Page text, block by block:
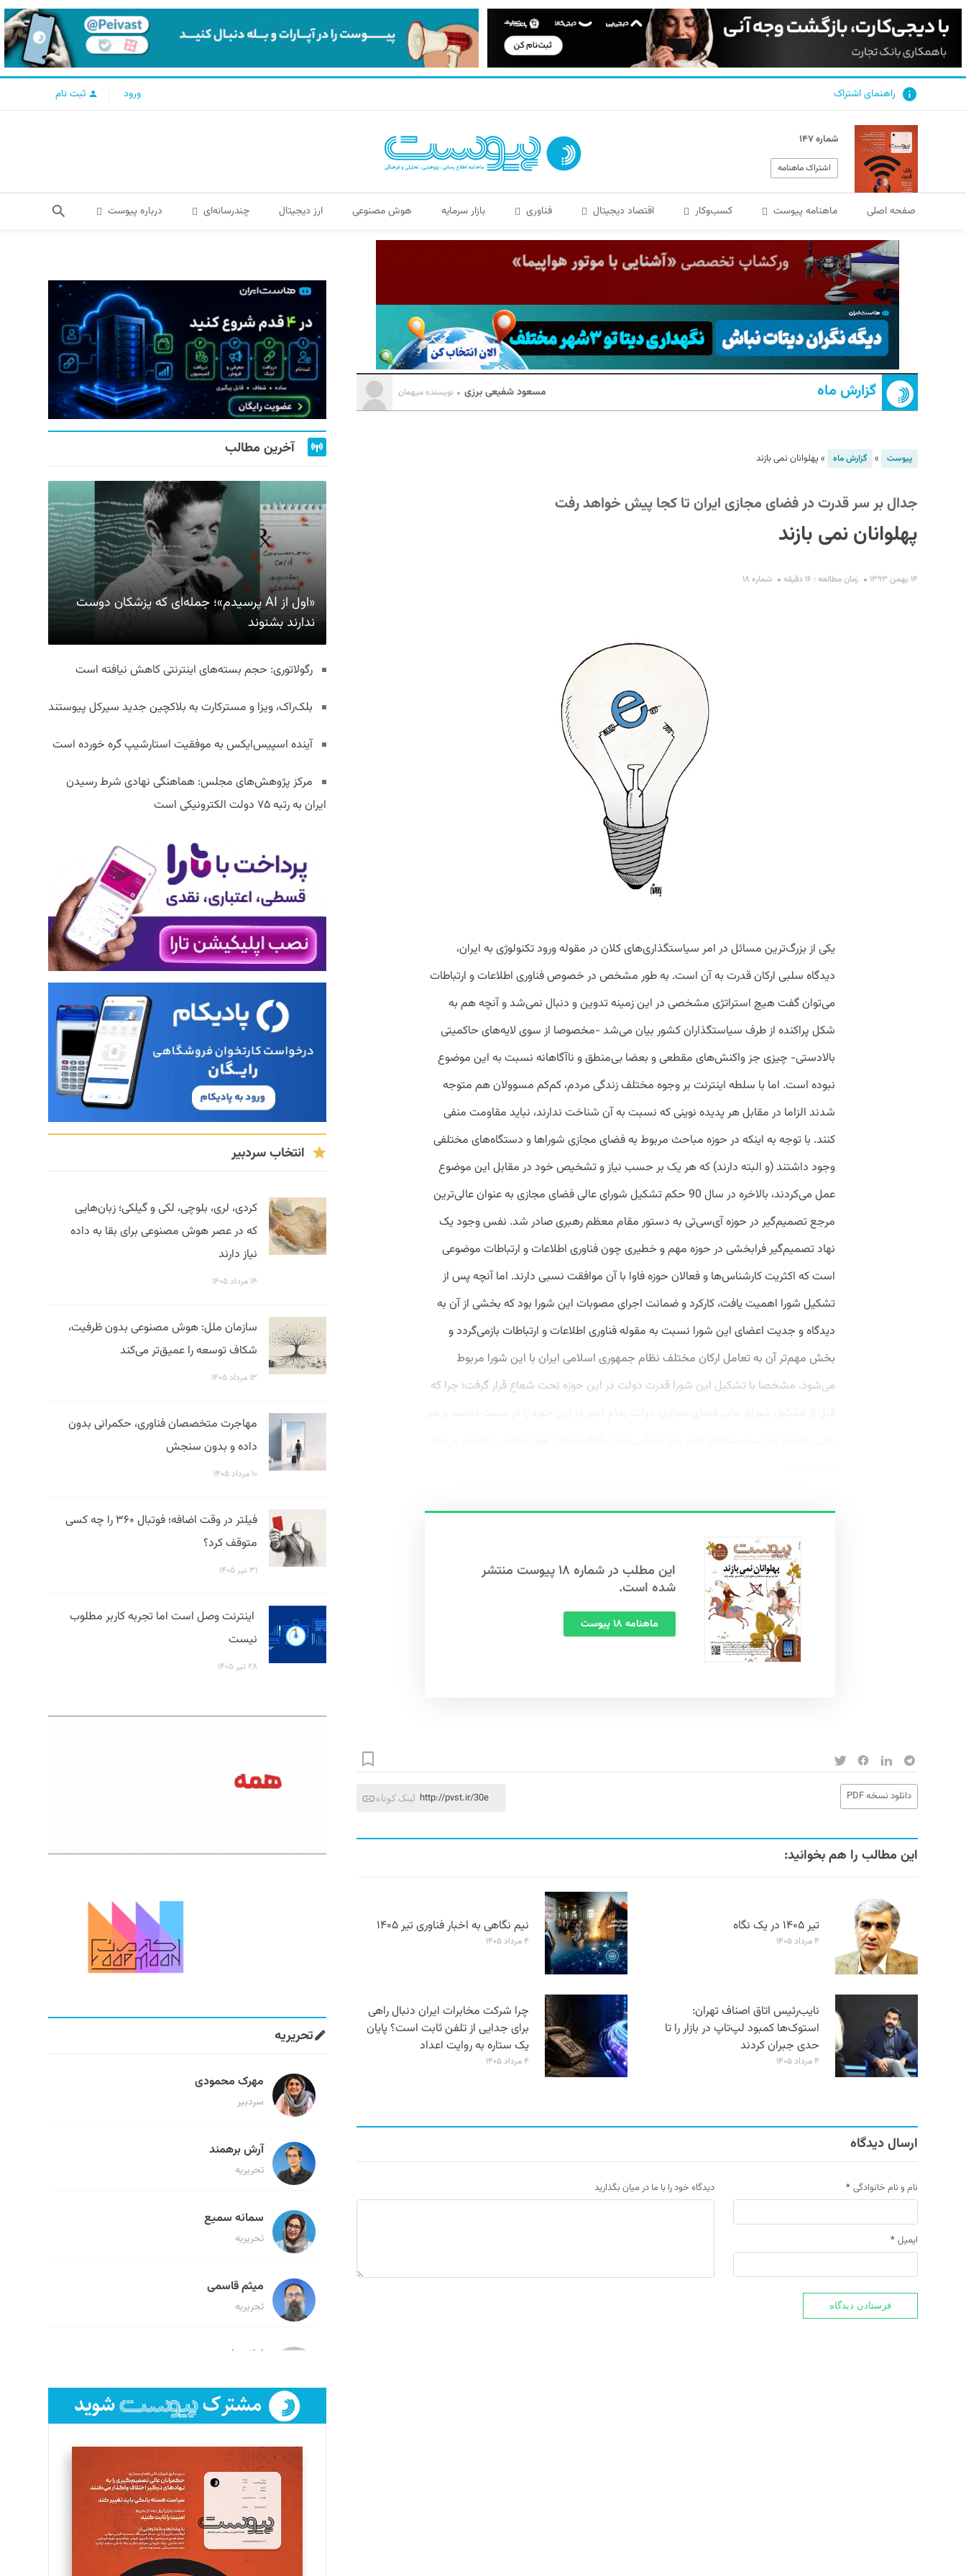
راهنمای اشتراک ورود ثبت نام
شماره ۱۴۷
اشتراک ماهنامه
صفحه اصلی ماهنامه پیوست کسب‌و‌کار اقتصاد دیجیتال فناوری بازار سرمایه هوش مصنوعی ارز دیجیتال چندرسانه‌ای درباره پیوست
گزارش ماه مسعود شفیعی برزی نویسنده میهمان
پیوست » گزارش ماه » پهلوانان نمی بازند
جدال بر سر قدرت در فضای مجازی ایران تا کجا پیش خواهد رفت
پهلوانان نمی بازند
۱۴ بهمن ۱۳۹۳ زمان مطالعه : ۱۶ دقیقه شماره ۱۸
یکی از بزرگ‌ترین مسائل در امر سیاستگذاری‌های کلان در مقوله ورود تکنولوژی به ایران،
دیدگاه سلبی ارکان قدرت به آن است. به طور مشخص در خصوص فناوری اطلاعات و ارتباطات
می‌توان گفت هیچ استراتژی مشخصی در این زمینه تدوین و دنبال نمی‌شد و آنچه هم به
شکل پراکنده از طرف سیاستگذاران کشور بیان می‌شد -مخصوصا از سوی لایه‌های حاکمیتی
بالادستی- چیزی جز واکنش‌های مقطعی و بعضا بی‌منطق و ناآگاهانه نسبت به این موضوع
نبوده است. اما با سلطه اینترنت بر وجوه مختلف زندگی مردم، کم‌کم مسوولان هم متوجه
شدند الزاما در مقابل هر پدیده نوینی که نسبت به آن شناخت ندارند، نباید مقاومت منفی
کنند. با توجه به اینکه در حوزه مباحث مربوط به فضای مجازی شوراها و دستگاه‌های مختلفی
وجود داشتند (و البته دارند) که هر یک بر حسب نیاز و تشخیص خود در مقابل این موضوع
عمل می‌کردند، بالاخره در سال 90 حکم تشکیل شورای عالی فضای مجازی به عنوان عالی‌ترین
مرجع تصمیم‌گیر در حوزه آی‌سی‌تی به دستور مقام معظم رهبری صادر شد. نفس وجود یک
نهاد تصمیم‌گیر فرابخشی در حوزه مهم و خطیری چون فناوری اطلاعات و ارتباطات موضوعی
است که اکثریت کارشناس‌ها و فعالان حوزه فاوا با آن موافقت نسبی دارند. اما آنچه پس از
تشکیل شورا اهمیت یافت، کارکرد و ضمانت اجرای مصوبات این شورا بود که بخشی از آن به
دیدگاه و جدیت اعضای این شورا نسبت به مقوله فناوری اطلاعات و ارتباطات بازمی‌گردد و
بخش مهم‌تر آن به تعامل ارکان مختلف نظام جمهوری اسلامی ایران با این شورا مربوط
می‌شود. مشخصا با تشکیل این شورا قدرت دولت‌ در این حوزه تحت شعاع قرار گرفت؛ چرا که
این مطلب در شماره ۱۸ پیوست منتشر
شده است.
ماهنامه ۱۸ پیوست
دانلود نسخه PDF لینک کوتاه http://pvst.ir/30e
این مطالب را هم بخوانید:
تیر ۱۴۰۵ در یک نگاه
۴ مرداد ۱۴۰۵
نیم نگاهی به اخبار فناوری تیر ۱۴۰۵
۴ مرداد ۱۴۰۵
نایب‌رئیس اتاق اصناف تهران:
استوک‌ها کمبود لپ‌تاپ در بازار را تا
حدی جبران کردند
۴ مرداد ۱۴۰۵
چرا شرکت مخابرات ایران دنبال راهی
برای جدایی از تلفن ثابت است؟ پایان
یک ستاره به روایت اعداد
۴ مرداد ۱۴۰۵
ارسال دیدگاه
نام و نام خانوادگی *
ایمیل *
دیدگاه خود را با ما در میان بگذارید
آخرین مطالب
«اول از AI پرسیدم»؛ جمله‌ای که پزشکان دوست
ندارند بشنوند
رگولاتوری: حجم بسته‌های اینترنتی کاهش نیافته است
بلک‌راک، ویزا و مسترکارت به بلاکچین جدید سیرکل پیوستند
آینده اسپیس‌ایکس به موفقیت استارشیپ گره خورده است
مرکز پژوهش‌های مجلس: هماهنگی نهادی شرط رسیدن
ایران به رتبه ۷۵ دولت الکترونیکی است
انتخاب سردبیر
کردی، لری، بلوچی، لکی و گیلکی؛ زبان‌هایی
که در عصر هوش مصنوعی برای بقا به داده
نیاز دارند
۱۴ مرداد ۱۴۰۵
سازمان ملل: هوش مصنوعی بدون ظرفیت،
شکاف توسعه را عمیق‌تر می‌کند
۱۳ مرداد ۱۴۰۵
مهاجرت متخصصان فناوری، حکمرانی بدون
داده و بدون سنجش
۱۰ مرداد ۱۴۰۵
فیلتر در وقت اضافه؛ فوتبال ۳۶۰ را چه کسی
متوقف کرد؟
۳۱ تیر ۱۴۰۵
اینترنت وصل است اما تجربه کاربر مطلوب
نیست
۲۸ تیر ۱۴۰۵
تحریریه
مهرک محمودی
سردبیر
آرش برهمند
تحریریه
سمانه سمیع
تحریریه
میثم قاسمی
تحریریه
لیلا حنارود
فائزه فتحی رستمی
تحریریه
سروش کرمیان
تحریریه
مینا پاکدل